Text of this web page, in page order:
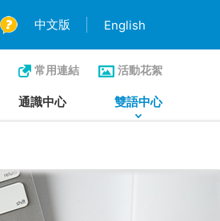
中文版 English
常用連結 活動花絮
通識中心 雙語中心